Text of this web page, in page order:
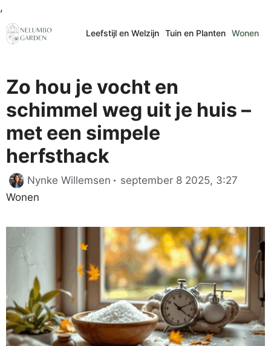
,
naar
de
Leefstijl en Welzijn Tuin en Planten Wonen
Zo hou je vocht en
schimmel weg uit je huis –
met een simpele
herfsthack
Nynke Willemsen september 8 2025, 3:27
Wonen